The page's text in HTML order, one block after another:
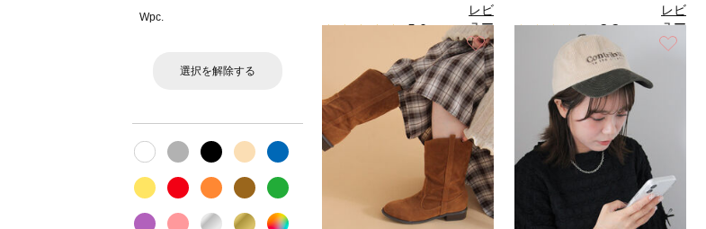
Wpc.
選択を解除する
5.0（1）
レビ
ュー
を見
る
3.3（3）
レビ
ュー
を見
る
お気に入り